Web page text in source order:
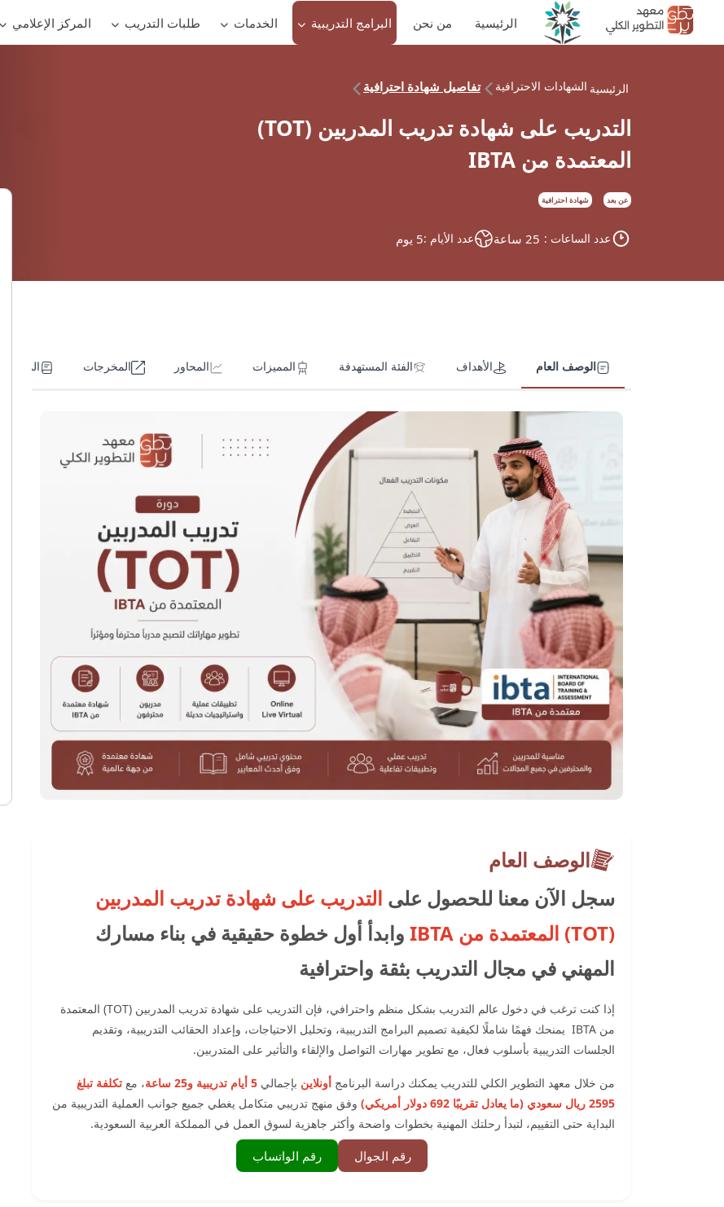
الرئيسية من نحن البرامج التدريبية الخدمات طلبات التدريب المركز الإعلامي
الرئيسية الشهادات الاحترافية تفاصيل شهادة احترافية
التدريب على شهادة ﺗﺪرﻳﺐ اﻟﻤﺪرﺑﻴﻦ (TOT)
اﻟﻤﻌﺘﻤﺪة ﻣﻦ IBTA
عن بعد شهادة احترافية
عدد الساعات : 25 ساعة عدد الأيام :5 يوم
الوصف العام الأهداف الفئة المستهدفة المميزات المحاور المخرجات المتطلبات
الوصف العام
سجل الآن معنا للحصول على التدريب على شهادة ﺗﺪرﻳﺐ اﻟﻤﺪرﺑﻴﻦ
(TOT) اﻟﻤﻌﺘﻤﺪة ﻣﻦ IBTA
وابدأ أول خطوة حقيقية في بناء مسارك
المهني في مجال التدريب بثقة واحترافية
إذا كنت ترغب في دخول عالم التدريب بشكل منظم واحترافي، فإن التدريب على شهادة ﺗﺪرﻳﺐ اﻟﻤﺪرﺑﻴﻦ (TOT) اﻟﻤﻌﺘﻤﺪة
ﻣﻦ IBTA يمنحك فهمًا شاملًا لكيفية تصميم البرامج التدريبية، وتحليل الاحتياجات، وإعداد الحقائب التدريبية، وتقديم
الجلسات التدريبية بأسلوب فعال، مع تطوير مهارات التواصل والإلقاء والتأثير على المتدربين.
من خلال معهد التطوير الكلي للتدريب يمكنك دراسة البرنامج أونلاين بإجمالي 5 أيام تدريبية و25 ساعة ، مع تكلفة تبلغ
2595 ريال سعودي (ما يعادل تقريبًا 692 دولار أمريكي)
وفق منهج تدريبي متكامل يغطي جميع جوانب العملية التدريبية من
البداية حتى التقييم، لتبدأ رحلتك المهنية بخطوات واضحة وأكثر جاهزية لسوق العمل في المملكة العربية السعودية.
رقم الجوال رقم الواتساب